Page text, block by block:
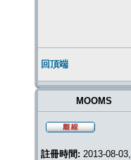
回頂端
MOOMS
註冊時間: 2013-08-03,